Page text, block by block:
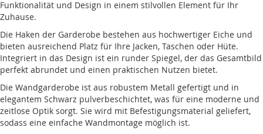
Funktionalität und Design in einem stilvollen Element für Ihr
Zuhause.
Die Haken der Garderobe bestehen aus hochwertiger Eiche und
bieten ausreichend Platz für Ihre Jacken, Taschen oder Hüte.
Integriert in das Design ist ein runder Spiegel, der das Gesamtbild
perfekt abrundet und einen praktischen Nutzen bietet.
Die Wandgarderobe ist aus robustem Metall gefertigt und in
elegantem Schwarz pulverbeschichtet, was für eine moderne und
zeitlose Optik sorgt. Sie wird mit Befestigungsmaterial geliefert,
sodass eine einfache Wandmontage möglich ist.